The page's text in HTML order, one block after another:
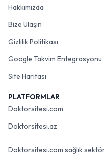
Hakkımızda
Bize Ulaşın
Gizlilik Politikası
Google Takvim Entegrasyonu
Site Haritası
PLATFORMLAR
Doktorsitesi.com
Doktorsitesi.az
Doktorsitesi.com sağlık